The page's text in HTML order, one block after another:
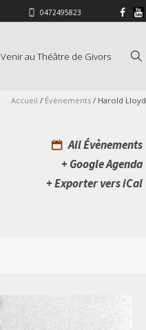
0472495823
Venir au Théâtre de Givors
Accueil / Évènements / Harold Lloyd
All Évènements
+ Google Agenda
+ Exporter vers iCal